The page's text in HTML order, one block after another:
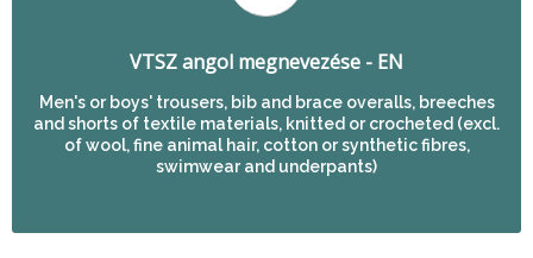
VTSZ angol megnevezése - EN
Men's or boys' trousers, bib and brace overalls, breeches
and shorts of textile materials, knitted or crocheted (excl.
of wool, fine animal hair, cotton or synthetic fibres,
swimwear and underpants)